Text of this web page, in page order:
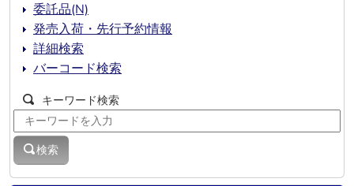
委託品(N)
発売入荷・先行予約情報
詳細検索
バーコード検索
キーワード検索
検索